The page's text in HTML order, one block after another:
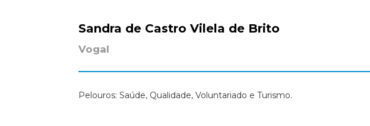
Sandra de Castro Vilela de Brito
Vogal
Pelouros: Saúde, Qualidade, Voluntariado e Turismo.